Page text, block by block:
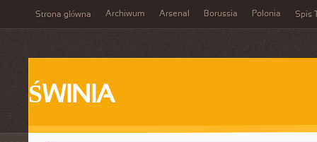
Strona główna Archiwum Arsenal Borussia Polonia Spis
ŚWINIA